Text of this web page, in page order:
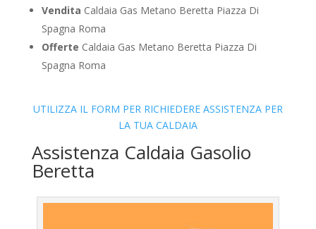
Vendita Caldaia Gas Metano Beretta Piazza Di
Spagna Roma
Offerte Caldaia Gas Metano Beretta Piazza Di
Spagna Roma
UTILIZZA IL FORM PER RICHIEDERE ASSISTENZA PER
LA TUA CALDAIA
Assistenza Caldaia Gasolio
Beretta